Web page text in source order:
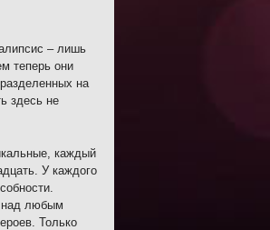
– лишь
теперь они
на
здесь не
каждый
У каждого
над любым
Только